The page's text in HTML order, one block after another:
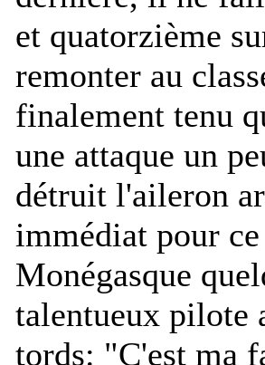
et quatorzième
remonter au
finalement tenu
une attaque un
détruit l'aileron
immédiat pour
Monégasque
talentueux pilote
tords: "C'est ma